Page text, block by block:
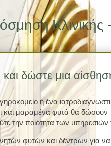
Κλινικής
και δώστε μια
ή ένα
και μαραμένα φυτά θα δώσουν
την ποιότητα των υπηρεσιών
φυτών και δέντρων για